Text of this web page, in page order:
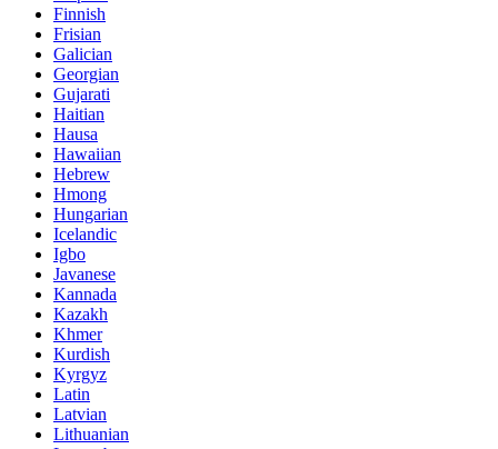
Finnish
Frisian
Galician
Georgian
Gujarati
Haitian
Hausa
Hawaiian
Hebrew
Hmong
Hungarian
Icelandic
Igbo
Javanese
Kannada
Kazakh
Khmer
Kurdish
Kyrgyz
Latin
Latvian
Lithuanian